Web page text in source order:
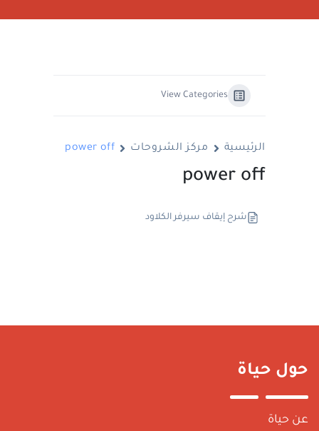
View Categories
الرئيسية مركز الشروحات power off
power off
شرح إيقاف سيرفر الكلاود
حول حياة
عن حياة